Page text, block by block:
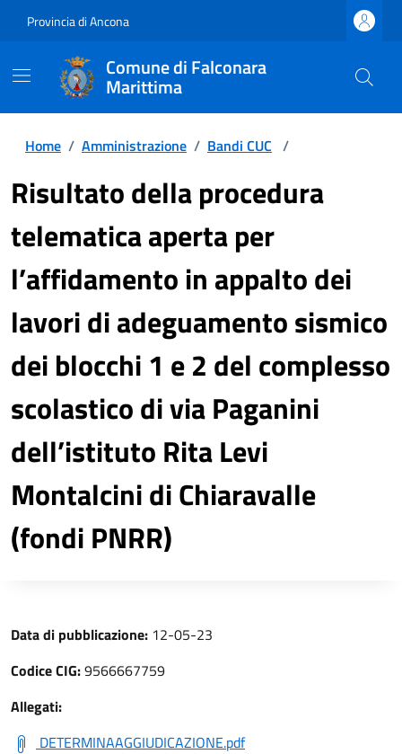
Provincia di Ancona
Comune di Falconara
Marittima
Home / Amministrazione / Bandi CUC /
Risultato della procedura
telematica aperta per
l’affidamento in appalto dei
lavori di adeguamento sismico
dei blocchi 1 e 2 del complesso
scolastico di via Paganini
dell’istituto Rita Levi
Montalcini di Chiaravalle
(fondi PNRR)
Data di pubblicazione: 12-05-23
Codice CIG:9566667759
Allegati:
DETERMINAAGGIUDICAZIONE.pdf